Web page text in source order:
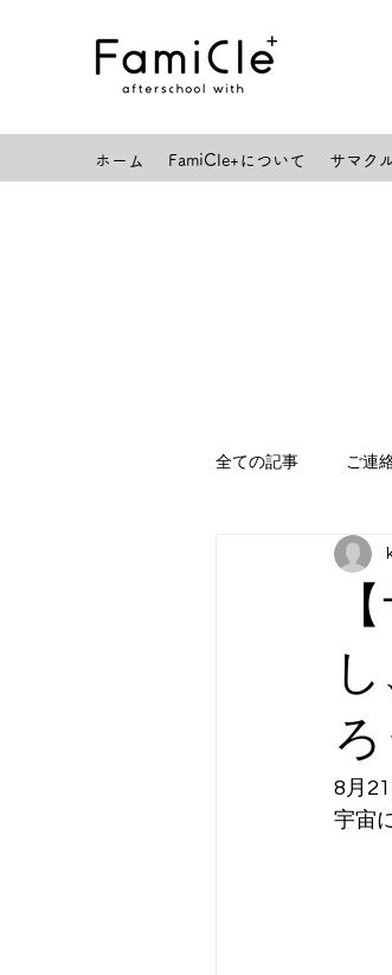
ホーム FamiCle+について サマク
全ての記事 ご連
月曜日コンテン
木曜日コンテン
ろ
8月
宇宙